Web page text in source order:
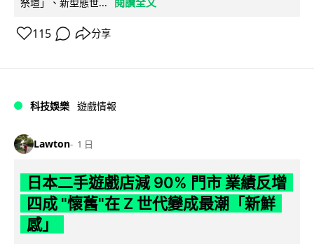
115 分享
科技娛樂 遊戲情報
Lawton 1 日
日本二手遊戲店減 90% 門市 業績反增
四成 "懷舊"在 Z 世代變成最潮「新鮮
感」